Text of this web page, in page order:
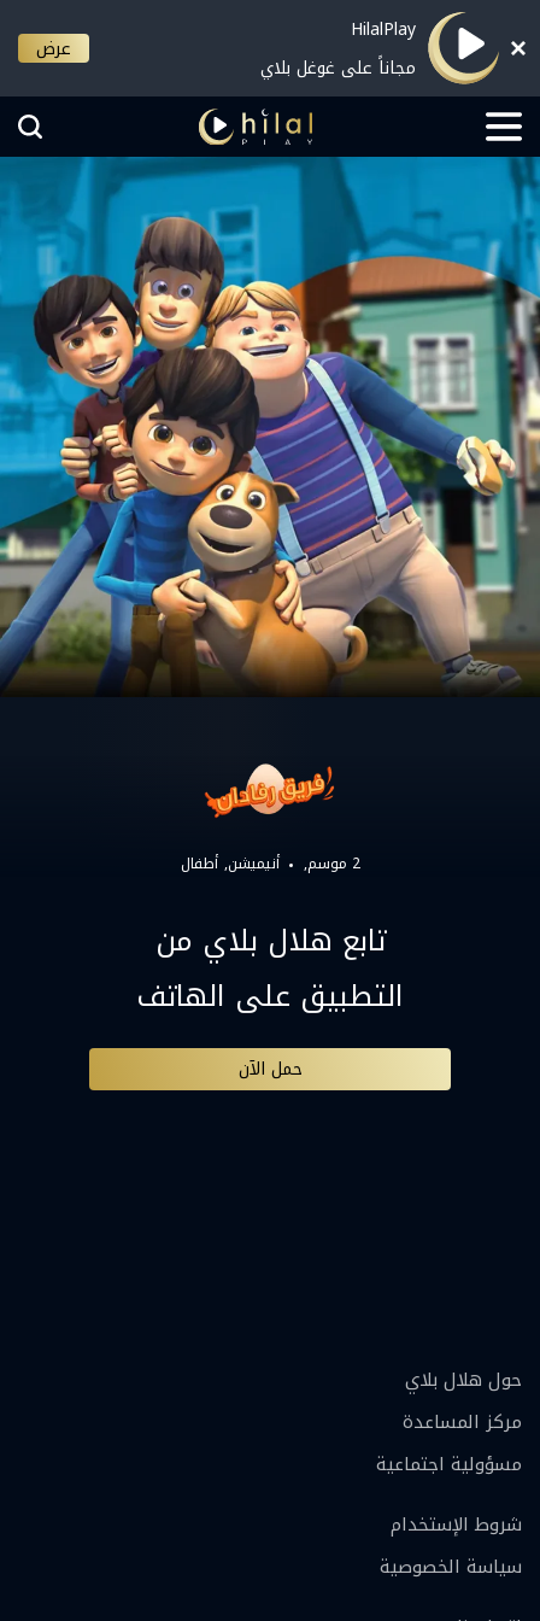
HilalPlay
مجاناً على غوغل بلاي
عرض
2 موسم, أنيميشن أطفال
تابع هلال بلاي من
التطبيق على الهاتف
حمل الآن
حول هلال بلاي
مركز المساعدة
مسؤولية اجتماعية
شروط الإستخدام
سياسة الخصوصية